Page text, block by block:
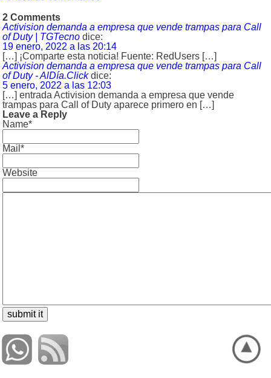
2 Comments
Activision demanda a empresa que vende trampas para Call
of Duty | TGTecno dice:
19 enero, 2022 a las 20:14
[…] ¡Comparte esta noticia! Fuente: RedUsers […]
Activision demanda a empresa que vende trampas para Call
of Duty - AlDía.Click dice:
5 enero, 2022 a las 12:03
[…] entrada Activision demanda a empresa que vende
trampas para Call of Duty aparece primero en […]
Leave a Reply
Name*
Mail*
Website